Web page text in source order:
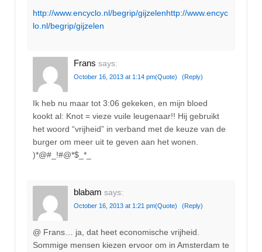
http://www.encyclo.nl/begrip/gijzelenhttp://www.encyc
lo.nl/begrip/gijzelen
Frans says:
October 16, 2013 at 1:14 pm(Quote) (Reply)
Ik heb nu maar tot 3:06 gekeken, en mijn bloed
kookt al: Knot = vieze vuile leugenaar!! Hij gebruikt
het woord “vrijheid” in verband met de keuze van de
burger om meer uit te geven aan het wonen.
)*@#_!#@*$_*_
blabam says:
October 16, 2013 at 1:21 pm(Quote) (Reply)
@ Frans… ja, dat heet economische vrijheid.
Sommige mensen kiezen ervoor om in Amsterdam te